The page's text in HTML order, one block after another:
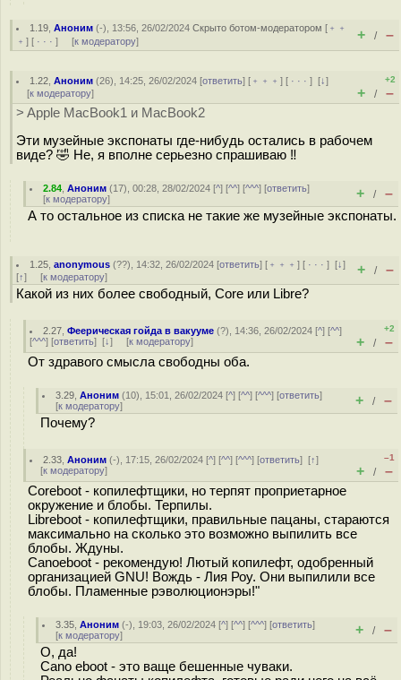
1.19 ,Аноним (-), 13:56, 26/02/2024Скрыто ботом-модератором [ ﹢﹢
﹢ ] [ · · · ] [к модератору] + / –
1.22 ,Аноним (26), 14:25, 26/02/2024 [ответить] [ ﹢﹢﹢] [ · · ·][↓]
[к модератору]
+2
+ / –
> Apple MacBook1 и MacBook2
Эти музейные экспонаты где-нибудь остались в рабочем
виде? 🤣 Не, я вполне серьезно спрашиваю ‼️
2.84 ,Аноним (17), 00:28, 28/02/2024 [^] [^^] [^^^] [ответить]
[к модератору] + / –
А то остальное из списка не такие же музейные экспонаты.
1.25 ,anonymous (??), 14:32, 26/02/2024 [ответить] [ ﹢﹢﹢] [ · · ·][↓]
[↑] [к модератору] + / –
Какой из них более свободный, Core или Libre?
2.27 ,Феерическая гойда в вакууме (?), 14:36, 26/02/2024 [^] [^^]
[^^^] [ответить] [↓] [к модератору]
+2
+ / –
От здравого смысла свободны оба.
3.29 ,Аноним (10), 15:01, 26/02/2024 [^] [^^] [^^^] [ответить]
[к модератору] + / –
Почему?
2.33 ,Аноним (-), 17:15, 26/02/2024 [^] [^^] [^^^] [ответить][↑]
[к модератору]
–1
+ / –
Coreboot - копилефтщики, но терпят проприетарное
окружение и блобы. Терпилы.
Libreboot - копилефтщики, правильные пацаны, стараются
максимально на сколько это возможно выпилить все
блобы. Ждуны.
Canoeboot - рекомендую! Лютый копилефт, одобренный
организацией GNU! Вождь - Лия Роу. Они выпилили все
блобы. Пламенные рэволюционэры!"
3.35 ,Аноним (-), 19:03, 26/02/2024 [^] [^^] [^^^] [ответить]
[к модератору] + / –
О, да!
Cano eboot - это ваще бешенные чуваки.